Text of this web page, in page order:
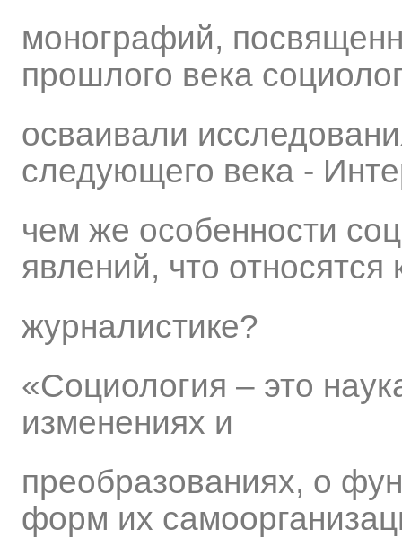
монографий,
прошлого века
осваивали
следующего века -
чем же особенности
явлений, что относятся
журналистике?
«Социология – это
изменениях и
преобразованиях, о
форм их